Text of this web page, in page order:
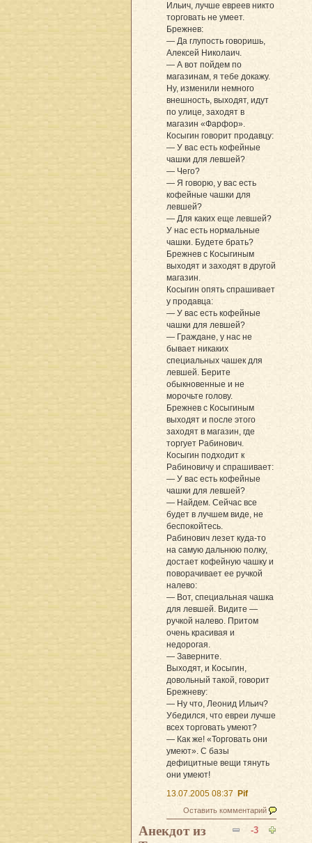
Ильич, лучше евреев никто
торговать не умеет.
Брежнев:
— Да глупость говоришь,
Алексей Николаич.
— А вот пойдем по
магазинам, я тебе докажу.
Ну, изменили немного
внешность, выходят, идут
по улице, заходят в
магазин «Фарфор».
Косыгин говорит продавцу:
— У вас есть кофейные
чашки для левшей?
— Чего?
— Я говорю, у вас есть
кофейные чашки для
левшей?
— Для каких еще левшей?
У нас есть нормальные
чашки. Будете брать?
Брежнев с Косыгиным
выходят и заходят в другой
магазин.
Косыгин опять спрашивает
у продавца:
— У вас есть кофейные
чашки для левшей?
— Граждане, у нас не
бывает никаких
специальных чашек для
левшей. Берите
обыкновенные и не
морочьте голову.
Брежнев с Косыгиным
выходят и после этого
заходят в магазин, где
торгует Рабинович.
Косыгин подходит к
Рабиновичу и спрашивает:
— У вас есть кофейные
чашки для левшей?
— Найдем. Сейчас все
будет в лучшем виде, не
беспокойтесь.
Рабинович лезет куда-то
на самую дальнюю полку,
достает кофейную чашку и
поворачивает ее ручкой
налево:
— Вот, специальная чашка
для левшей. Видите —
ручкой налево. Притом
очень красивая и
недорогая.
— Заверните.
Выходят, и Косыгин,
довольный такой, говорит
Брежневу:
— Ну что, Леонид Ильич?
Убедился, что евреи лучше
всех торговать умеют?
— Как же! «Торговать они
умеют». С базы
дефицитные вещи тянуть
они умеют!
13.07.2005 08:37
Pif
Оставить комментарий
-3
Анекдот из